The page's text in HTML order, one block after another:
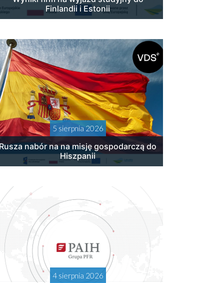
Finlandii i Estonii
5 sierpnia 2026
nabór na na misję gospodarczą do
Hiszpanii
4 sierpnia 2026